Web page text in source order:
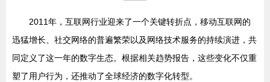
2011年，互联网行业迎来了一个关键转折点，移动互联网的
迅猛增长、社交网络的普遍繁荣以及网络技术服务的持续演进，共
同定义了这一年的数字生态。根据相关趋势报告，这些变化不仅重
塑了用户行为，还推动了全球经济的数字化转型。